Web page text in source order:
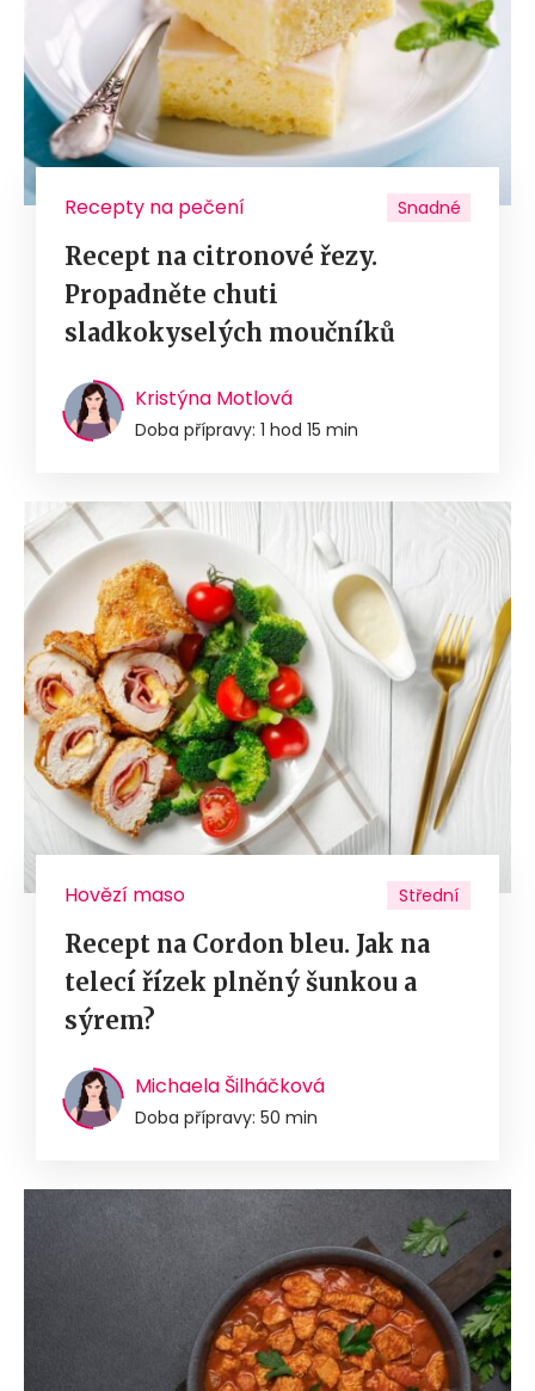
Recepty na pečení Snadné
Recept na citronové řezy.
Propadněte chuti
sladkokyselých moučníků
Kristýna Motlová
Doba přípravy: 1 hod 15 min
Hovězí maso Střední
Recept na Cordon bleu. Jak na
telecí řízek plněný šunkou a
sýrem?
Michaela Šilháčková
Doba přípravy: 50 min